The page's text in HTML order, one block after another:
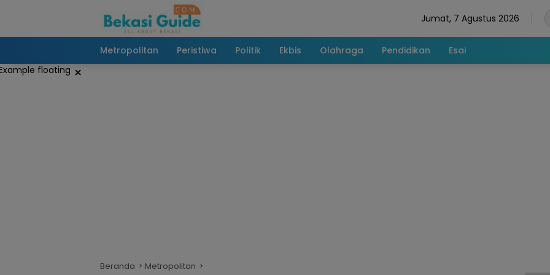
Jumat, 7 Agustus 2026
Metropolitan Peristiwa Politik Ekbis Olahraga Pendidikan Esai
×
Beranda Metropolitan